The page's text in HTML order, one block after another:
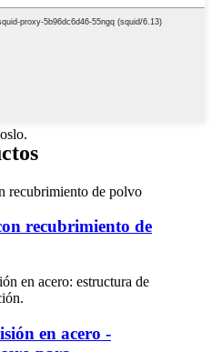
recubrimiento de
en acero -